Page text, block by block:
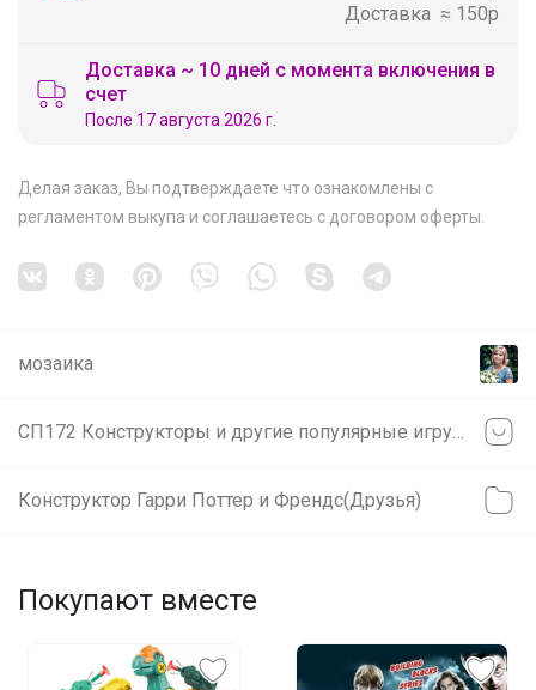
Доставка ≈ 150р
Доставка ~ 10 дней с момента включения в
счет
После 17 августа 2026 г.
Делая заказ, Вы подтверждаете что ознакомлены с
регламентом выкупа и соглашаетесь с договором оферты
мозаика
Конструктор Гарри Поттер и Френдс(Друзья)
Покупают вместе